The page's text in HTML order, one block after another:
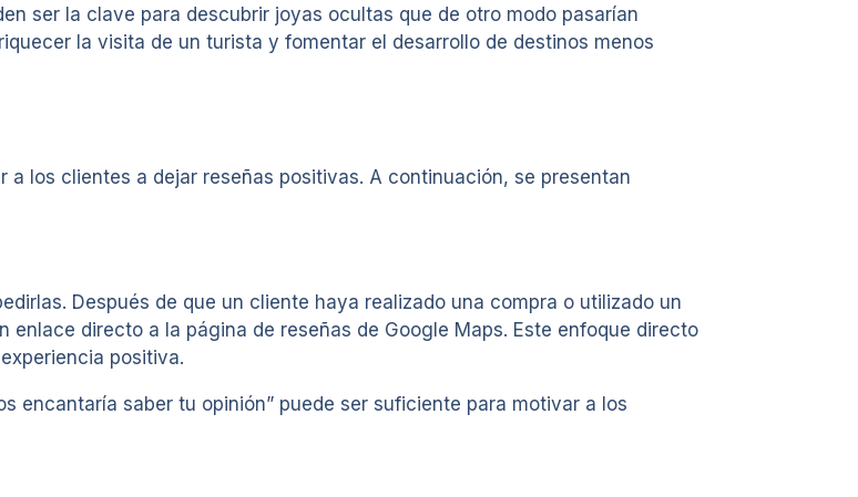
ser la clave para descubrir joyas ocultas que de otro modo pasarían
la visita de un turista y fomentar el desarrollo de destinos menos
los clientes a dejar reseñas positivas. A continuación, se presentan
Después de que un cliente haya realizado una compra o utilizado un
directo a la página de reseñas de Google Maps. Este enfoque directo
positiva.
encantaría saber tu opinión” puede ser suficiente para motivar a los